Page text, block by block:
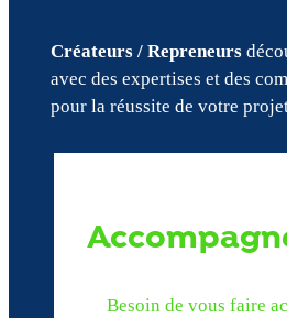
Créateurs / Repreneurs
avec des expertises et des
pour la réussite de votre
Besoin de vous faire